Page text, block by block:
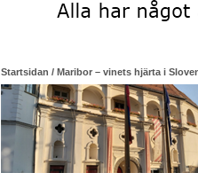
Startsidan / Maribor – vinets hjärta i